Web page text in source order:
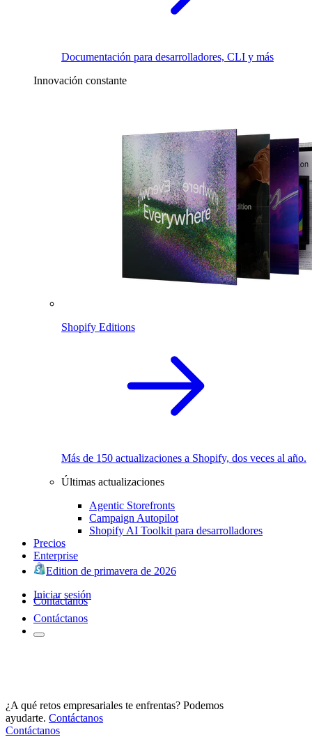
Documentación para desarrolladores, CLI y más
Innovación constante
Shopify Editions
Más de 150 actualizaciones a Shopify, dos veces al año.
Últimas actualizaciones
Agentic Storefronts
Campaign Autopilot
Shopify AI Toolkit para desarrolladores
Precios
Enterprise
Edition de primavera de 2026
Iniciar sesión
Contáctanos
Contáctanos
¿A qué retos empresariales te enfrentas? Podemos
ayudarte. Contáctanos
Contáctanos